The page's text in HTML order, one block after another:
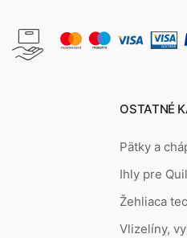
OSTATNÉ
Pätky a
Ihly pre
Žehliaca
Vlizelíny,